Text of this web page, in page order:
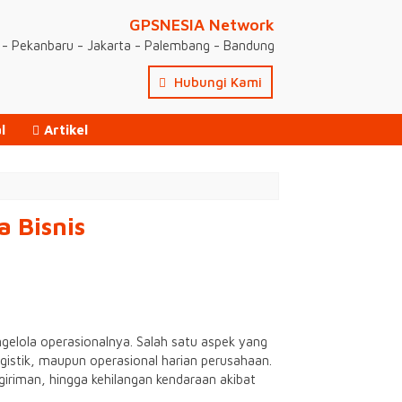
GPSNESIA Network
Pekanbaru - Jakarta - Palembang - Bandung
Hubungi Kami
Artikel
Bisnis
operasionalnya. Salah satu aspek yang
maupun operasional harian perusahaan.
hingga kehilangan kendaraan akibat